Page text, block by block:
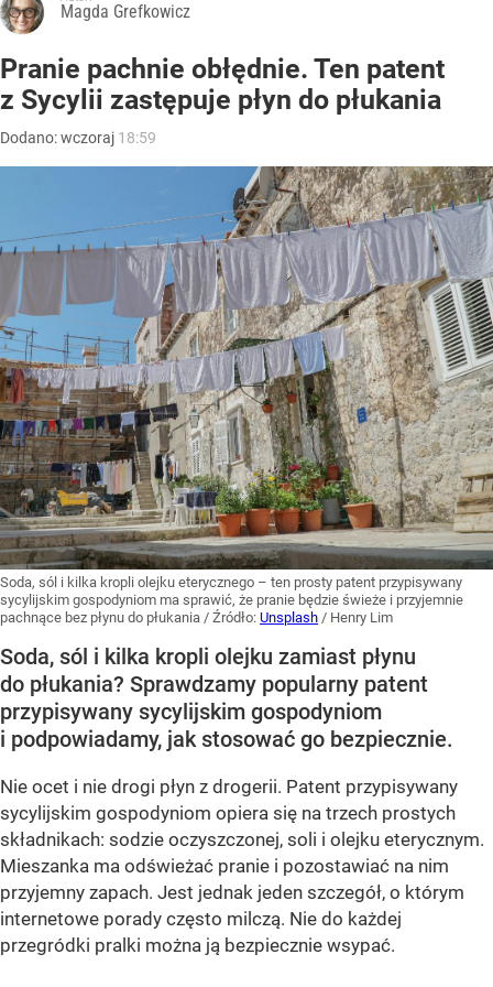
Magda Grefkowicz
Pranie pachnie obłędnie. Ten patent
z Sycylii zastępuje płyn do płukania
Dodano:wczoraj 18:59
Soda, sól i kilka kropli olejku eterycznego – ten prosty patent przypisywany
sycylijskim gospodyniom ma sprawić, że pranie będzie świeże i przyjemnie
pachnące bez płynu do płukania / Źródło: Unsplash / Henry Lim
Soda, sól i kilka kropli olejku zamiast płynu
do płukania? Sprawdzamy popularny patent
przypisywany sycylijskim gospodyniom
i podpowiadamy, jak stosować go bezpiecznie.
Nie ocet i nie drogi płyn z drogerii. Patent przypisywany
sycylijskim gospodyniom opiera się na trzech prostych
składnikach: sodzie oczyszczonej, soli i olejku eterycznym.
Mieszanka ma odświeżać pranie i pozostawiać na nim
przyjemny zapach. Jest jednak jeden szczegół, o którym
internetowe porady często milczą. Nie do każdej
przegródki pralki można ją bezpiecznie wsypać.